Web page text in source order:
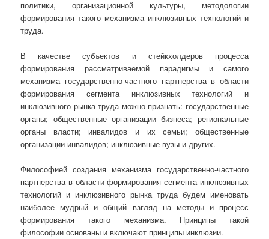
политики, организационной культуры, методологии
формирования такого механизма инклюзивных технологий и
труда.
В качестве субъектов и стейкхолдеров процесса
формирования рассматриваемой парадигмы и самого
механизма государственно-частного партнерства в области
формирования сегмента инклюзивных технологий и
инклюзивного рынка труда можно признать: государственные
органы; общественные организации бизнеса; региональные
органы власти; инвалидов и их семьи; общественные
организации инвалидов; инклюзивные вузы и других.
Философией создания механизма государственно-частного
партнерства в области формирования сегмента инклюзивных
технологий и инклюзивного рынка труда будем именовать
наиболее мудрый и общий взгляд на методы и процесс
формирования такого механизма. Принципы такой
философии основаны и включают принципы инклюзии.